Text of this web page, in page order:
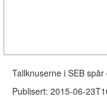
Tallknuserne i SEB
Publisert: 2015-06-